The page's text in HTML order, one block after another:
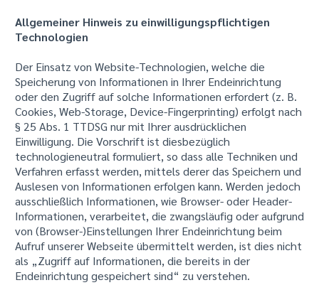
Allgemeiner Hinweis zu einwilligungspflichtigen
Technologien
Der Einsatz von Website-Technologien, welche die
Speicherung von Informationen in Ihrer Endeinrichtung
oder den Zugriff auf solche Informationen erfordert (z. B.
Cookies, Web-Storage, Device-Fingerprinting) erfolgt nach
§ 25 Abs. 1 TTDSG nur mit Ihrer ausdrücklichen
Einwilligung. Die Vorschrift ist diesbezüglich
technologieneutral formuliert, so dass alle Techniken und
Verfahren erfasst werden, mittels derer das Speichern und
Auslesen von Informationen erfolgen kann. Werden jedoch
ausschließlich Informationen, wie Browser- oder Header-
Informationen, verarbeitet, die zwangsläufig oder aufgrund
von (Browser-)Einstellungen Ihrer Endeinrichtung beim
Aufruf unserer Webseite übermittelt werden, ist dies nicht
als „Zugriff auf Informationen, die bereits in der
Endeinrichtung gespeichert sind“ zu verstehen.